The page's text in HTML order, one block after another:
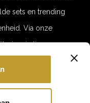
sets en trending
Via onze
inspiratie en
bestelling.